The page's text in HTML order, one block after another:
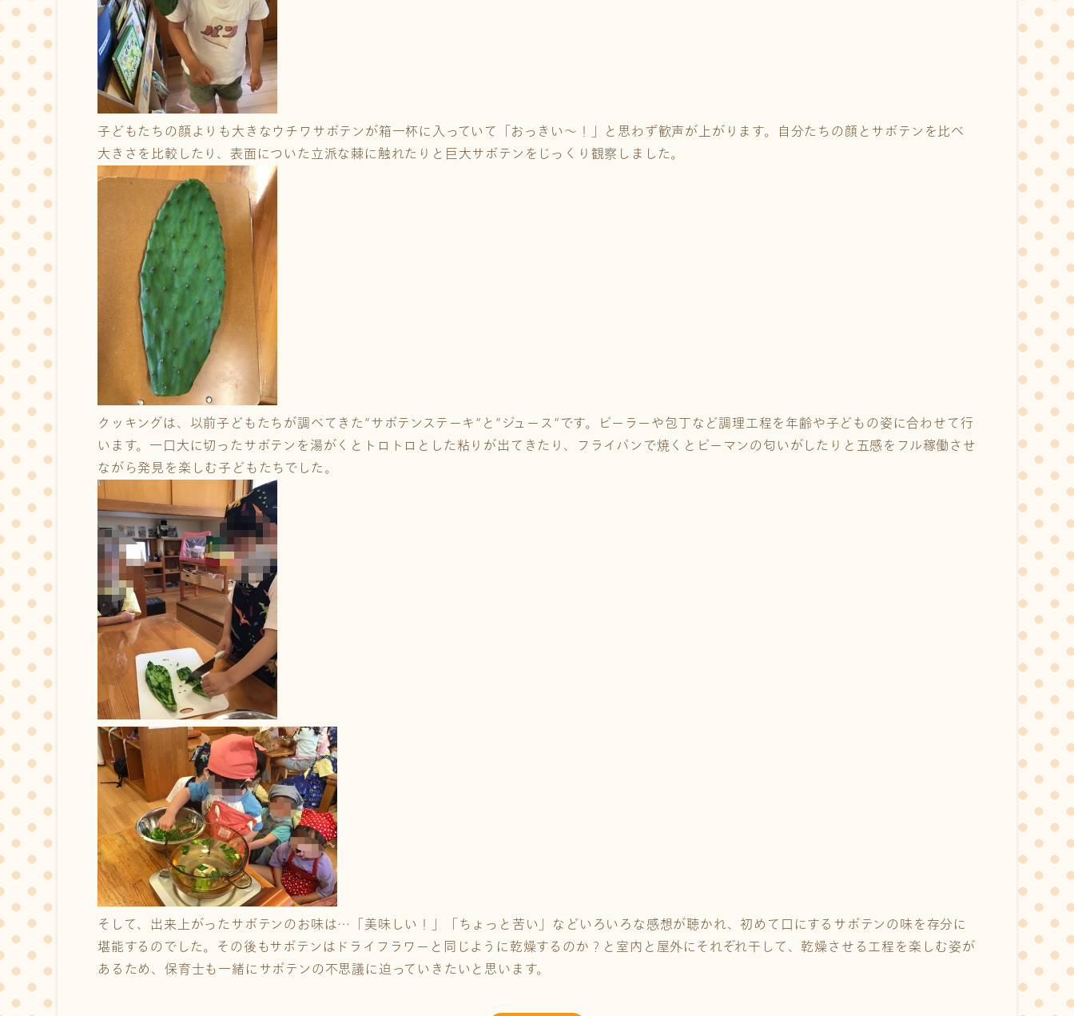
子どもたちの顔よりも大きなウチワサボテンが箱一杯に入っていて「おっきい～！」と思わず歓声が上がります。自分たちの顔とサボテンを比べ
大きさを比較したり、表面についた立派な棘に触れたりと巨大サボテンをじっくり観察しました。
クッキングは、以前子どもたちが調べてきた”サボテンステーキ”と”ジュース”です。ピーラーや包丁など調理工程を年齢や子どもの姿に合わせて行
います。一口大に切ったサボテンを湯がくとトロトロとした粘りが出てきたり、フライパンで焼くとピーマンの匂いがしたりと五感をフル稼働させ
ながら発見を楽しむ子どもたちでした。
そして、出来上がったサボテンのお味は…「美味しい！」「ちょっと苦い」などいろいろな感想が聴かれ、初めて口にするサボテンの味を存分に
堪能するのでした。その後もサボテンはドライフラワーと同じように乾燥するのか？と室内と屋外にそれぞれ干して、乾燥させる工程を楽しむ姿が
あるため、保育士も一緒にサボテンの不思議に迫っていきたいと思います。